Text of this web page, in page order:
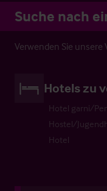
Suche nach
Verwenden Sie
Hotels zu
Hotel garni/
Hostel/
Hotel